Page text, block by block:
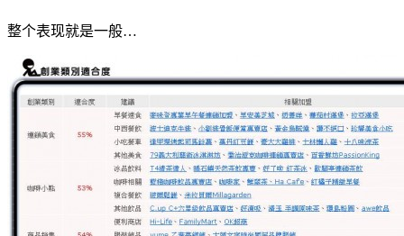
整个表现就是一般…